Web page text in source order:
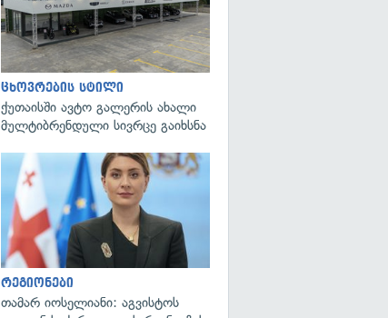
ცხოვრების სტილი
ქუთაისში ავტო გალერის ახალი
მულტიბრენდული სივრცე გაიხსნა
რეგიონები
თამარ იოსელიანი: აგვისტოს